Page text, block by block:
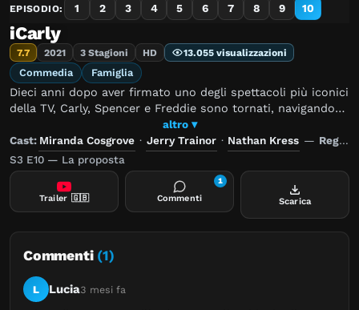
EPISODIO: 1 2 3 4 5 6 7 8 9 10
iCarly
7.7 2021 3 Stagioni HD 13.055 visualizzazioni
Commedia Famiglia
Dieci anni dopo aver firmato uno degli spettacoli più iconici
della TV, Carly, Spencer e Freddie sono tornati, navigando
nel prossimo capitolo delle loro vite, affrontando le
incertezze della vita da ventenni.
altro ▾
Cast: Miranda Cosgrove · Jerry Trainor · Nathan Kress — Regia:
S3 E10 — La proposta
Trailer 🇬🇧 Commenti
1
Scarica
Commenti (1)
L Lucia3 mesi fa